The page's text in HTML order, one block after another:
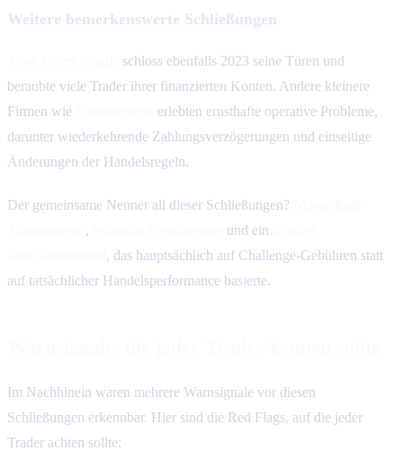
Weitere bemerkenswerte Schließungen
schloss ebenfalls 2023 seine Türen und
beraubte viele Trader ihrer finanzierten Konten. Andere kleinere
Firmen wie
erlebten ernsthafte operative Probleme,
darunter wiederkehrende Zahlungsverzögerungen und einseitige
Änderungen der Handelsregeln.
Der gemeinsame Nenner all dieser Schließungen?
, und ein
, das hauptsächlich auf Challenge-Gebühren statt
auf tatsächlicher Handelsperformance basierte.
Im Nachhinein waren mehrere Warnsignale vor diesen
Schließungen erkennbar. Hier sind die Red Flags, auf die jeder
Trader achten sollte: